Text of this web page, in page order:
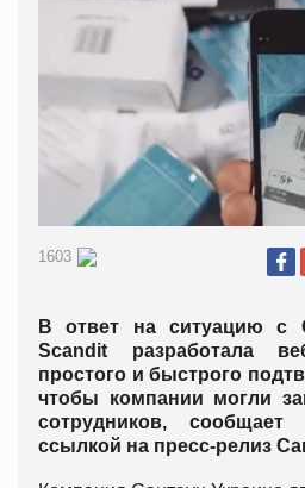
1603
В ответ на ситуацию с
Scandit разработала
простого и быстрого
чтобы компании могли
сотрудников, сообщает
ссылкой на пресс-релиз